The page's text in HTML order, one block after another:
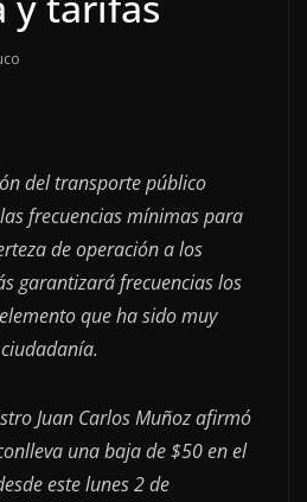
del transporte público
frecuencias mínimas para
de operación a los
garantizará frecuencias los
que ha sido muy
Juan Carlos Muñoz afirmó
una baja de $50 en el
este lunes 2 de